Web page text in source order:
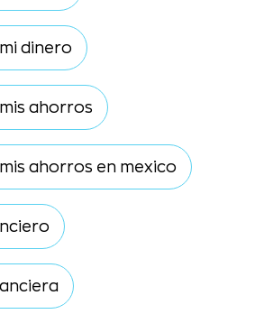
dinero
ahorros
ahorros en mexico